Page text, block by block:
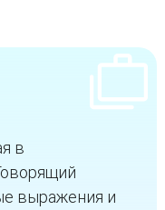
в
выражения и